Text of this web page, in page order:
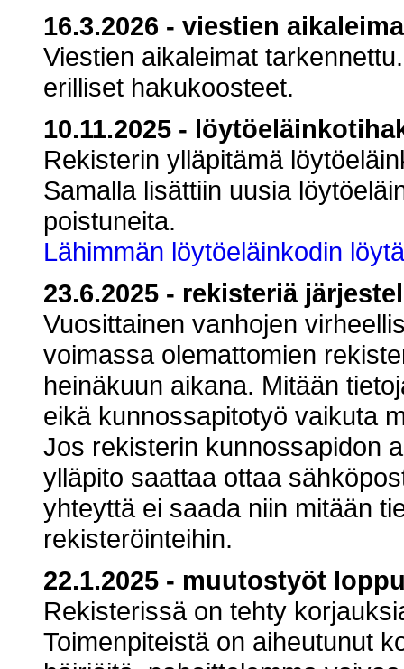
16.3.2026 - viestien
Viestien aikaleimat
erilliset hakukoosteet.
10.11.2025 -
Rekisterin ylläpitämä
Samalla lisättiin uusia
poistuneita.
Lähimmän löytöeläinkodin
23.6.2025 - rekisteriä
Vuosittainen vanhojen
voimassa olemattomien
heinäkuun aikana. Mitään
eikä kunnossapitotyö vaikuta
Jos rekisterin kunnossapidon
ylläpito saattaa ottaa
yhteyttä ei saada niin mitään
rekisteröinteihin.
22.1.2025 - muutostyöt
Rekisterissä on tehty
Toimenpiteistä on aiheutunut